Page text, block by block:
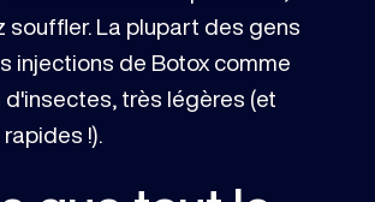
souffler. La plupart des gens
injections de Botox comme
d'insectes, très légères (et
!).